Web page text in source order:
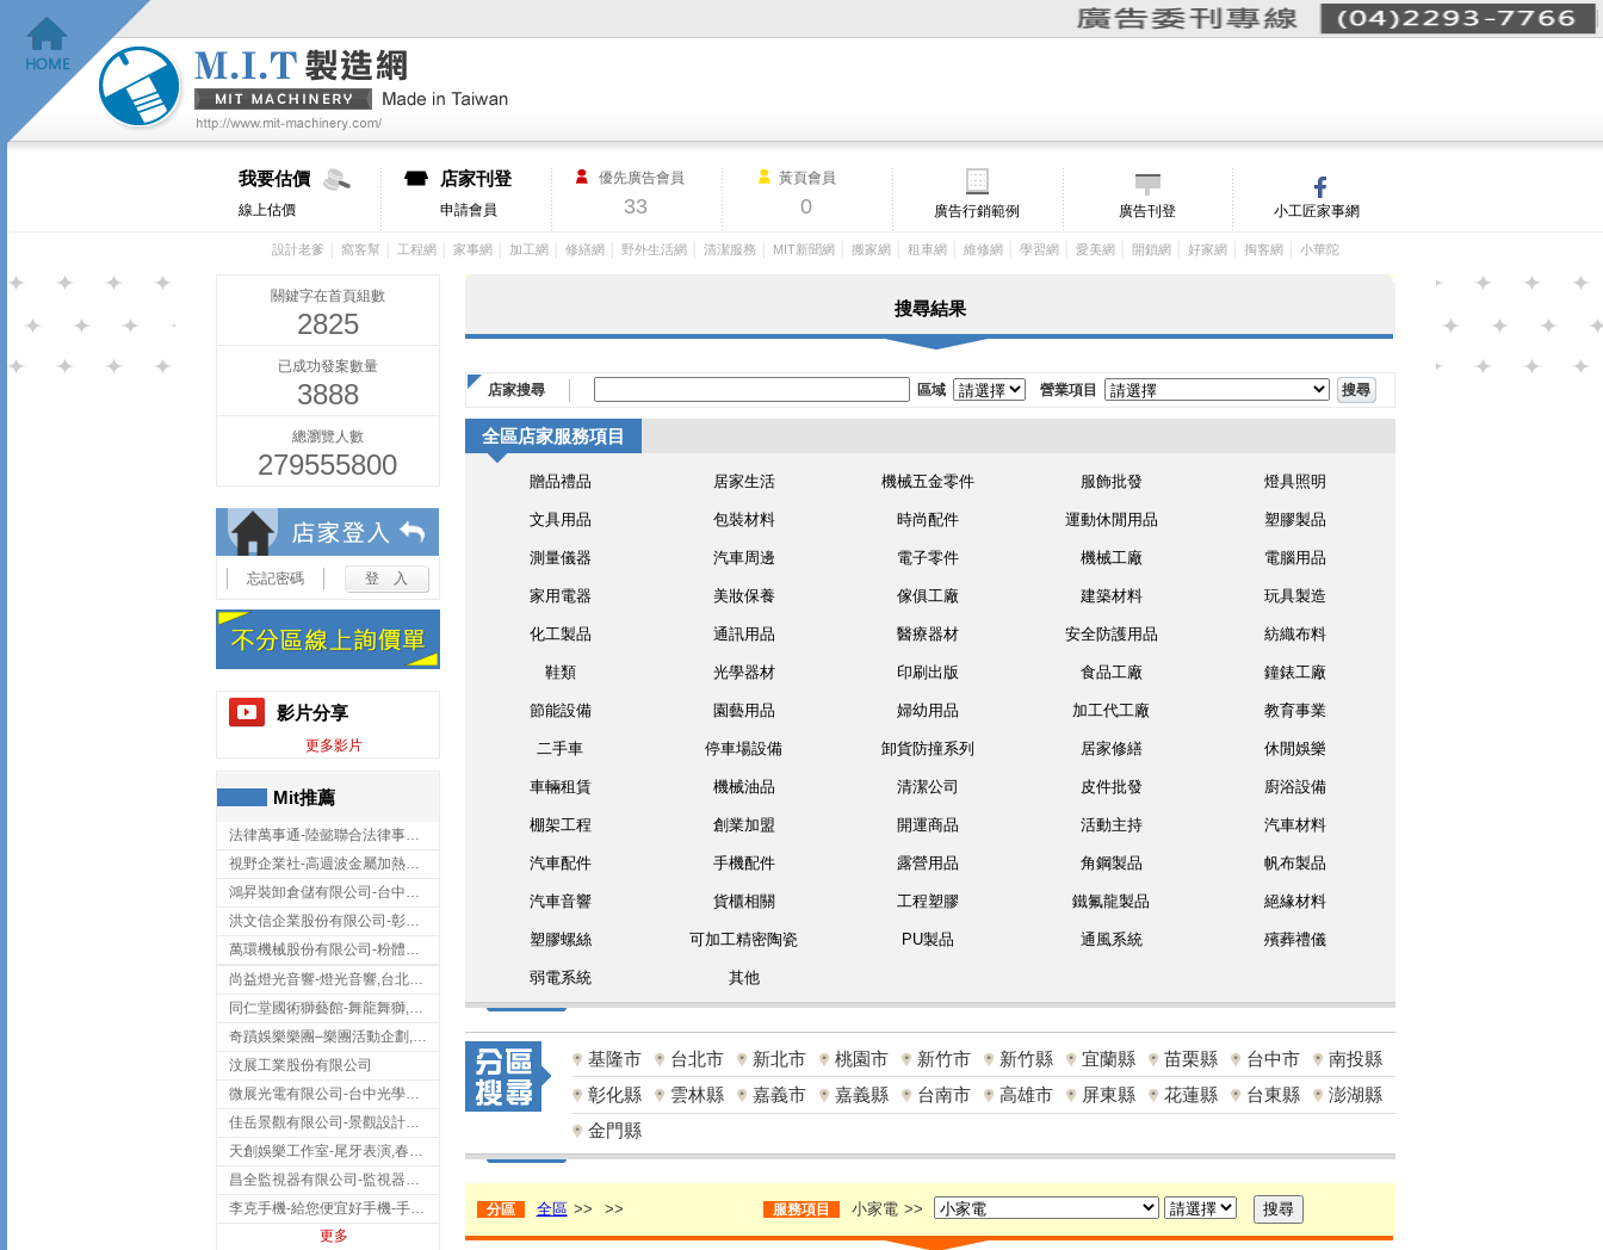
詢價單(0
我要估價
線上估價
店家刊登
申請會員
優先廣告會員
33
黃頁會員
0 廣告行銷範例 廣告刊登 小工匠家事網
設計老爹 窩客幫 工程網 家事網 加工網 修繕網 野外生活網 清潔服務 MIT新聞網 搬家網 租車網 維修網 學習網 愛美網 開鎖網 好家網 掏客網 小華陀
關鍵字在首頁組數
2825
已成功發案數量
3888
總瀏覽人數
279555800
忘記密碼
影片分享
更多影片
Mit推薦
法律萬事通-陸懿聯合法律事務所
視野企業社-高週波金屬加熱設備,彰化高週波金屬加熱設備
鴻昇裝卸倉儲有限公司-台中貨櫃裝卸
洪文信企業股份有限公司-彰化鋅合金鑄造,彰化五金加工,彰化五金配件
萬環機械股份有限公司-粉體塗裝設備,輸送機,輸送機設備,台南輸送機
尚益燈光音響-燈光音響,台北燈光音響,台北燈光音響出租
同仁堂國術獅藝館-舞龍舞獅,台中舞龍舞獅
奇蹟娛樂樂團–樂團活動企劃,台中樂團表演,台中婚禮樂團
汶展工業股份有限公司
微展光電有限公司-台中光學鍍膜,optical filter taiwan,台灣光學鍍膜
佳岳景觀有限公司-景觀設計公司,台北景觀設計,台北景觀工程,中山區景觀設計
天創娛樂工作室-尾牙表演,春酒表演,板橋尾牙表演
昌全監視器有限公司-監視器安裝,高雄監視器安裝,鳳山區監視器安裝
李克手機-給您便宜好手機-手機收購,屏東手機收購
更多
搜尋結果
店家搜尋 區域 營業項目
全區店家服務項目
贈品禮品 居家生活 機械五金零件 服飾批發 燈具照明
文具用品 包裝材料 時尚配件 運動休閒用品 塑膠製品
測量儀器 汽車周邊 電子零件 機械工廠 電腦用品
家用電器 美妝保養 傢俱工廠 建築材料 玩具製造
化工製品 通訊用品 醫療器材 安全防護用品 紡織布料
鞋類 光學器材 印刷出版 食品工廠 鐘錶工廠
節能設備 園藝用品 婦幼用品 加工代工廠 教育事業
二手車 停車場設備 卸貨防撞系列 居家修繕 休閒娛樂
車輛租賃 機械油品 清潔公司 皮件批發 廚浴設備
棚架工程 創業加盟 開運商品 活動主持 汽車材料
汽車配件 手機配件 露營用品 角鋼製品 帆布製品
汽車音響 貨櫃相關 工程塑膠 鐵氟龍製品 絕緣材料
塑膠螺絲 可加工精密陶瓷 PU製品 通風系統 殯葬禮儀
弱電系統 其他
基隆市 台北市 新北市 桃園市 新竹市 新竹縣 宜蘭縣 苗栗縣 台中市
南投縣
彰化縣
雲林縣 嘉義市 嘉義縣 台南市 高雄市 屏東縣 花蓮縣 台東縣
澎湖縣
金門縣
分區 全區 >> >> 服務項目 小家電 >>